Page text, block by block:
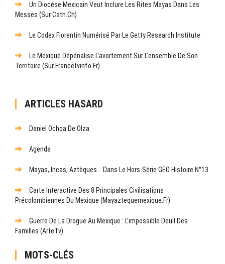
Un Diocèse Mexicain Veut Inclure Les Rites Mayas Dans Les
Messes (sur Cath.ch)
Le Codex Florentin Numérisé Par Le Getty Research Institute
Le Mexique Dépénalise L’avortement Sur L’ensemble De Son
Territoire (sur Francetvinfo.fr)
ARTICLES HASARD
Daniel Ochoa De Olza
Agenda
Mayas, Incas, Aztèques... Dans Le Hors-Série GEO Histoire N°13
Carte Interactive Des 8 Principales Civilisations
Précolombiennes Du Mexique (mayaztequemexique.fr)
Guerre De La Drogue Au Mexique : L’impossible Deuil Des
Familles (ArteTv)
MOTS-CLÉS